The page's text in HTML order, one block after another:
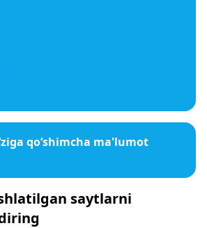
qo‘shimcha ma'lumot
saytlarni